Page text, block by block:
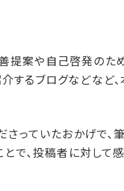
提案や自己啓発のた
するブログなどなど
さっていたおかげで
とで、投稿者に対して